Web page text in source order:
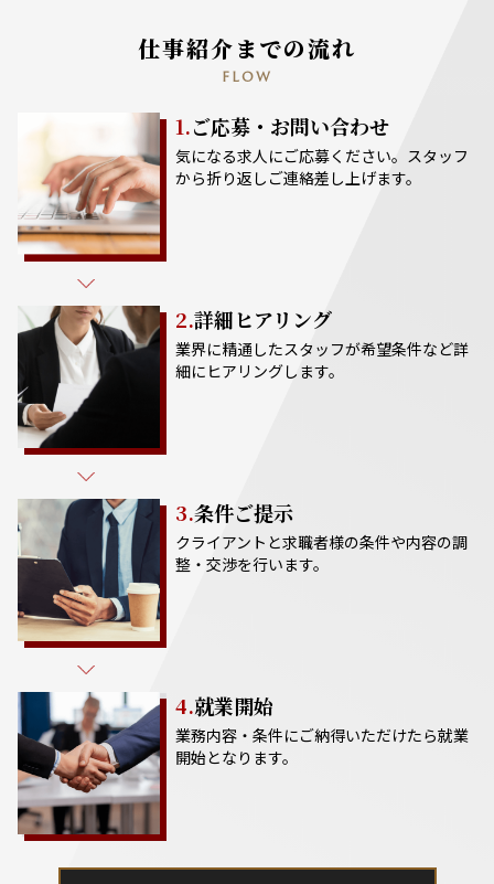
仕事紹介までの流れ
FLOW
1.ご応募・お問い合わせ
気になる求人にご応募ください。スタッフ
から折り返しご連絡差し上げます。
2.詳細ヒアリング
業界に精通したスタッフが希望条件など詳
細にヒアリングします。
3.条件ご提示
クライアントと求職者様の条件や内容の調
整・交渉を行います。
4.就業開始
業務内容・条件にご納得いただけたら就業
開始となります。